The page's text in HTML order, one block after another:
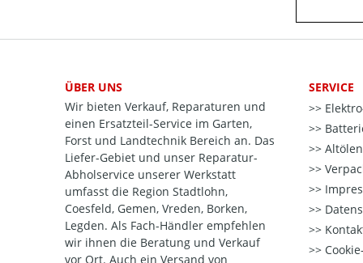
ÜBER UNS
Wir bieten Verkauf, Reparaturen und
einen Ersatzteil-Service im Garten,
Forst und Landtechnik Bereich an. Das
Liefer-Gebiet und unser Reparatur-
Abholservice unserer Werkstatt
umfasst die Region Stadtlohn,
Coesfeld, Gemen, Vreden, Borken,
Legden. Als Fach-Händler empfehlen
wir ihnen die Beratung und Verkauf
vor Ort. Auch ein Versand von
SERVICE